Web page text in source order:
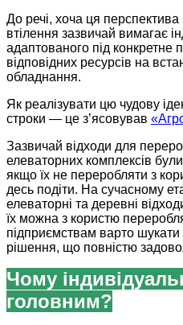
До речі, хоча ця
втілення зазвичай вимагає
адаптованого під конкретне
відповідних ресурсів на
обладнання.
Як реалізувати цю чудову
строки — це з’ясовував
Зазвичай відходи для
елеваторних комплексів
якщо їх не переробляти з
десь подіти. На сучасному
елеваторні та деревні
їх можна з користю
підприємствам варто
рішення, що повністю
Чому
головним?